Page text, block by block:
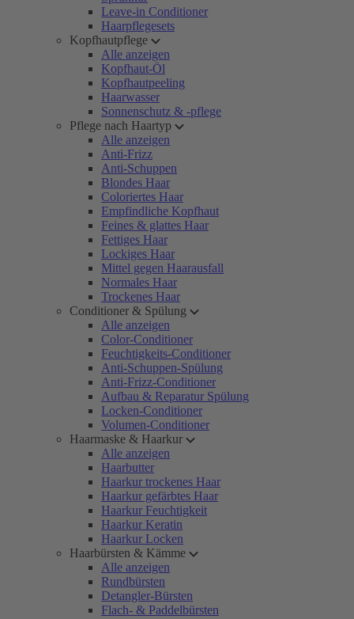
Leave-in Conditioner
Haarpflegesets
Kopfhautpflege
Alle anzeigen
Kopfhaut-Öl
Kopfhautpeeling
Haarwasser
Sonnenschutz & -pflege
Pflege nach Haartyp
Alle anzeigen
Anti-Frizz
Anti-Schuppen
Blondes Haar
Coloriertes Haar
Empfindliche Kopfhaut
Feines & glattes Haar
Fettiges Haar
Lockiges Haar
Mittel gegen Haarausfall
Normales Haar
Trockenes Haar
Conditioner & Spülung
Alle anzeigen
Color-Conditioner
Feuchtigkeits-Conditioner
Anti-Schuppen-Spülung
Anti-Frizz-Conditioner
Aufbau & Reparatur Spülung
Locken-Conditioner
Volumen-Conditioner
Haarmaske & Haarkur
Alle anzeigen
Haarbutter
Haarkur trockenes Haar
Haarkur gefärbtes Haar
Haarkur Feuchtigkeit
Haarkur Keratin
Haarkur Locken
Haarbürsten & Kämme
Alle anzeigen
Rundbürsten
Detangler-Bürsten
Flach- & Paddelbürsten